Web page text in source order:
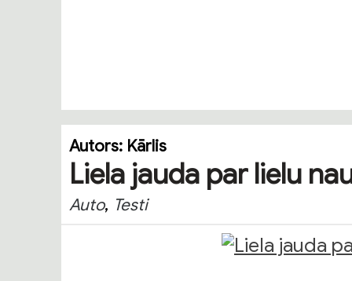
Autors: Kārlis
Liela jauda par lielu
Auto, Testi